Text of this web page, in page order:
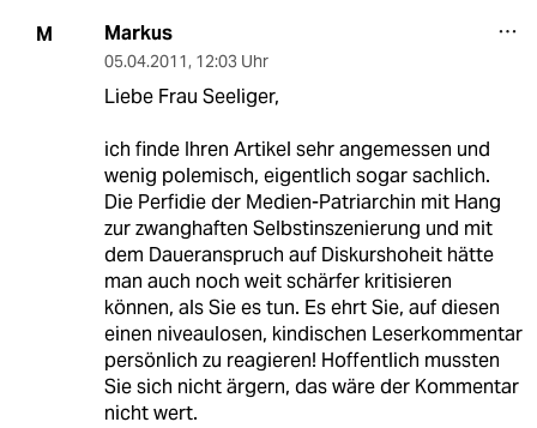
M Markus
05.04.2011, 12:03 Uhr
Liebe Frau Seeliger,
ich finde Ihren Artikel sehr angemessen und
wenig polemisch, eigentlich sogar sachlich.
Die Perfidie der Medien-Patriarchin mit Hang
zur zwanghaften Selbstinszenierung und mit
dem Daueranspruch auf Diskurshoheit hätte
man auch noch weit schärfer kritisieren
können, als Sie es tun. Es ehrt Sie, auf diesen
einen niveaulosen, kindischen Leserkommentar
persönlich zu reagieren! Hoffentlich mussten
Sie sich nicht ärgern, das wäre der Kommentar
nicht wert.